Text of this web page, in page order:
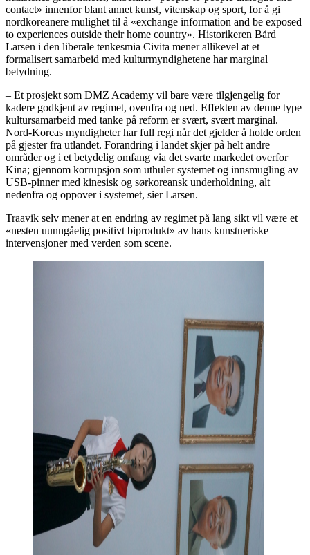
contact» innenfor blant annet kunst, vitenskap og sport, for å gi
nordkoreanere mulighet til å «exchange information and be exposed
to experiences outside their home country». Historikeren Bård
Larsen i den liberale tenkesmia Civita mener allikevel at et
formalisert samarbeid med kulturmyndighetene har marginal
betydning.
­– Et prosjekt som DMZ Academy vil bare være tilgjengelig for
kadere godkjent av regimet, ovenfra og ned. Effekten av denne type
kultursamarbeid med tanke på reform er svært, svært marginal.
Nord-Koreas myndigheter har full regi når det gjelder å holde orden
på gjester fra utlandet. Forandring i landet skjer på helt andre
områder og i et betydelig omfang via det svarte markedet overfor
Kina; gjennom korrupsjon som uthuler systemet og innsmugling av
USB-pinner med kinesisk og sørkoreansk underholdning, alt
nedenfra og oppover i systemet, sier Larsen.
Traavik selv mener at en endring av regimet på lang sikt vil være et
«nesten uunngåelig positivt biprodukt» av hans kunstneriske
intervensjoner med verden som scene.